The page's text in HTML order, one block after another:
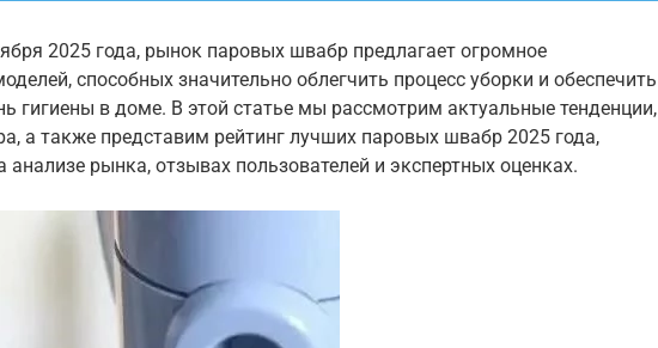
2025 года, рынок паровых швабр предлагает огромное
способных значительно облегчить процесс уборки и обеспечить
гигиены в доме. В этой статье мы рассмотрим актуальные тенденции,
а также представим рейтинг лучших паровых швабр 2025 года,
анализе рынка, отзывах пользователей и экспертных оценках.